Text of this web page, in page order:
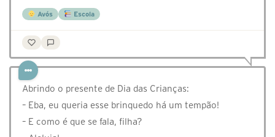
Avós Escola
Abrindo o presente de Dia das Crianças:
– Eba, eu queria esse brinquedo há um tempão!
– E como é que se fala, filha?